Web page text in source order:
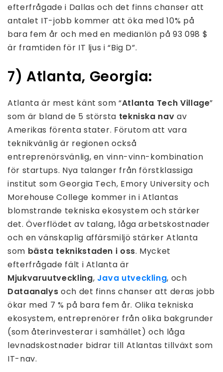
efterfrågade i Dallas och det finns chanser att
antalet IT-jobb kommer att öka med 10% på
bara fem år och med en medianlön på 93 098 $
är framtiden för IT ljus i “Big D”.
7) Atlanta, Georgia:
Atlanta är mest känt som “Atlanta Tech Village”
som är bland de 5 största tekniska nav av
Amerikas förenta stater. Förutom att vara
teknikvänlig är regionen också
entreprenörsvänlig, en vinn-vinn-kombination
för startups. Nya talanger från förstklassiga
institut som Georgia Tech, Emory University och
Morehouse College kommer in i Atlantas
blomstrande tekniska ekosystem och stärker
det. Överflödet av talang, låga arbetskostnader
och en vänskaplig affärsmiljö stärker Atlanta
som bästa teknikstaden i oss. Mycket
efterfrågade fält i Atlanta är
Mjukvaruutveckling, Java utveckling, och
Dataanalysoch det finns chanser att deras jobb
ökar med 7 % på bara fem år. Olika tekniska
ekosystem, entreprenörer från olika bakgrunder
(som återinvesterar i samhället) och låga
levnadskostnader bidrar till Atlantas tillväxt som
IT-nav.